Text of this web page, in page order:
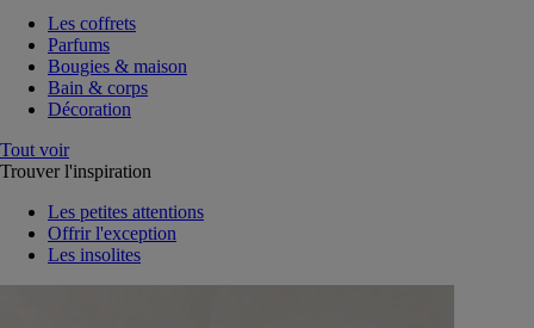
Les coffrets
Parfums
Bougies & maison
Bain & corps
Décoration
Tout voir
Trouver l'inspiration
Les petites attentions
Offrir l'exception
Les insolites